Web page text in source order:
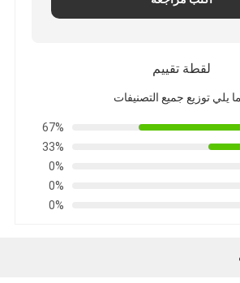
لقطة تقييم
يلي توزيع جميع التصنيفات
67%
33%
0%
0%
0%